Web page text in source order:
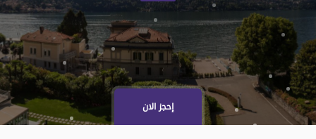
إحجز الان